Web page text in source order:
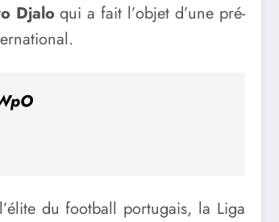
Djalo qui a fait l’objet d’une pré-
du football portugais, la Liga